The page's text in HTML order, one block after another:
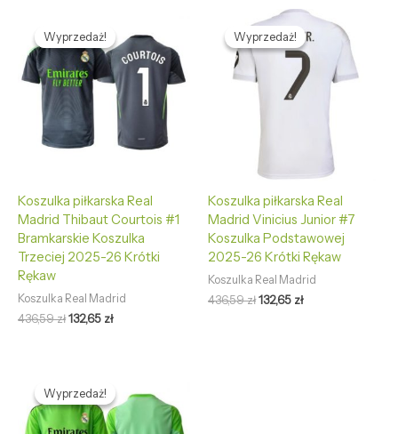
Wyprzedaż!
Wyprzedaż!
Koszulka piłkarska Real
Madrid Thibaut Courtois #1
Bramkarskie Koszulka
Trzeciej 2025-26 Krótki
Rękaw
Koszulka Real Madrid
436,59zł
cena
wynosiła:
436,59 zł.
132,65 zł
wynosi:
132,65 zł.
Wyprzedaż!
Wyprzedaż!
Koszulka piłkarska Real
Madrid Vinicius Junior #7
Koszulka Podstawowej
2025-26 Krótki Rękaw
Koszulka Real Madrid
436,59zł
Pierwotna
cena
wynosiła:
436,59 zł.
132,65 zł
Aktualna
cena
wynosi:
132,65 zł.
Wyprzedaż!
Wyprzedaż!
cena
wynosiła:
436,59 zł.
wynosi:
132,65 zł.